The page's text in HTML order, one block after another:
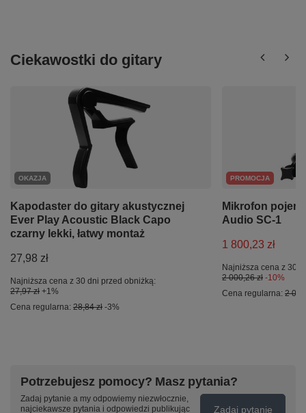
Ciekawostki do gitary
OKAZJA
Kapodaster do gitary akustycznej
Ever Play Acoustic Black Capo
czarny lekki, łatwy montaż
27,98 zł
Najniższa cena z 30 dni przed obniżką:
27,97 zł +1%
Cena regularna: 28,84 zł -3%
PROMOCJA
Mikrofon
Audio SC-1
1 800,23 zł
Najniższa cena z 30
2 000,26 zł -10%
Cena regularna: 2
Potrzebujesz pomocy? Masz pytania?
Zadaj pytanie a my odpowiemy niezwłocznie,
najciekawsze pytania i odpowiedzi publikując
Zadaj pytanie